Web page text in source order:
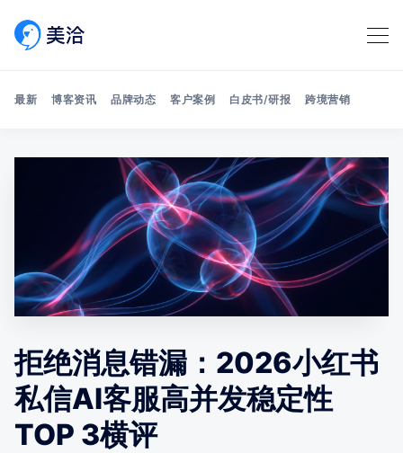
Search 美洽博客
最新 博客资讯 品牌动态 客户案例 白皮书/研报 跨境营销
拒绝消息错漏：2026小红书
私信AI客服高并发稳定性
TOP 3横评